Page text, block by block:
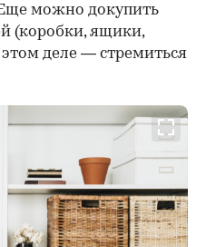
можно докупить
(коробки, ящики,
деле — стремиться